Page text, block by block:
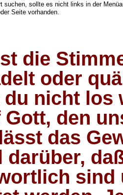
suchen, sollte es nicht links in der
Seite vorhanden..
die
oder
du nicht los
Gott, den
das
darüber,
sind